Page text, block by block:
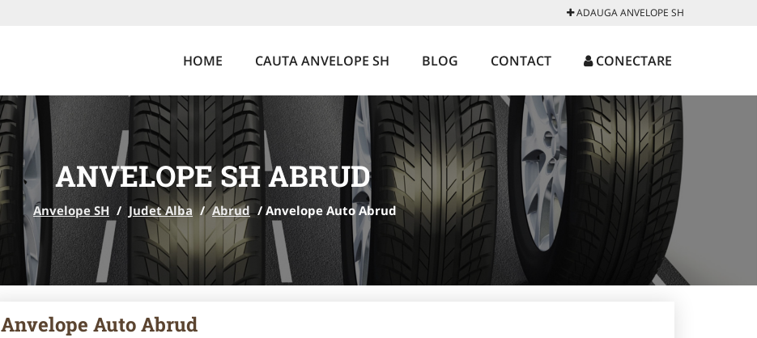
ADAUGA ANVELOPE SH
HOME CAUTA ANVELOPE SH BLOG CONTACT CONECTARE
ANVELOPE SH ABRUD
Anvelope SH / Judet Alba / Abrud / Anvelope Auto Abrud
Anvelope Auto Abrud